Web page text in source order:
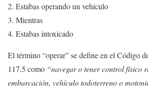
Estabas operando un vehículo
Mientras
Estabas intoxicado
El término “operar” se define en el Código
117.5 como “navegar o tener control físico
embarcación, vehículo todoterreno o